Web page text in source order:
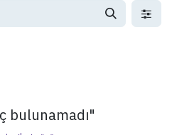
bulunamadı"